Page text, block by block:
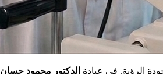
الرؤية. في عيادة الدكتور محمود حسان